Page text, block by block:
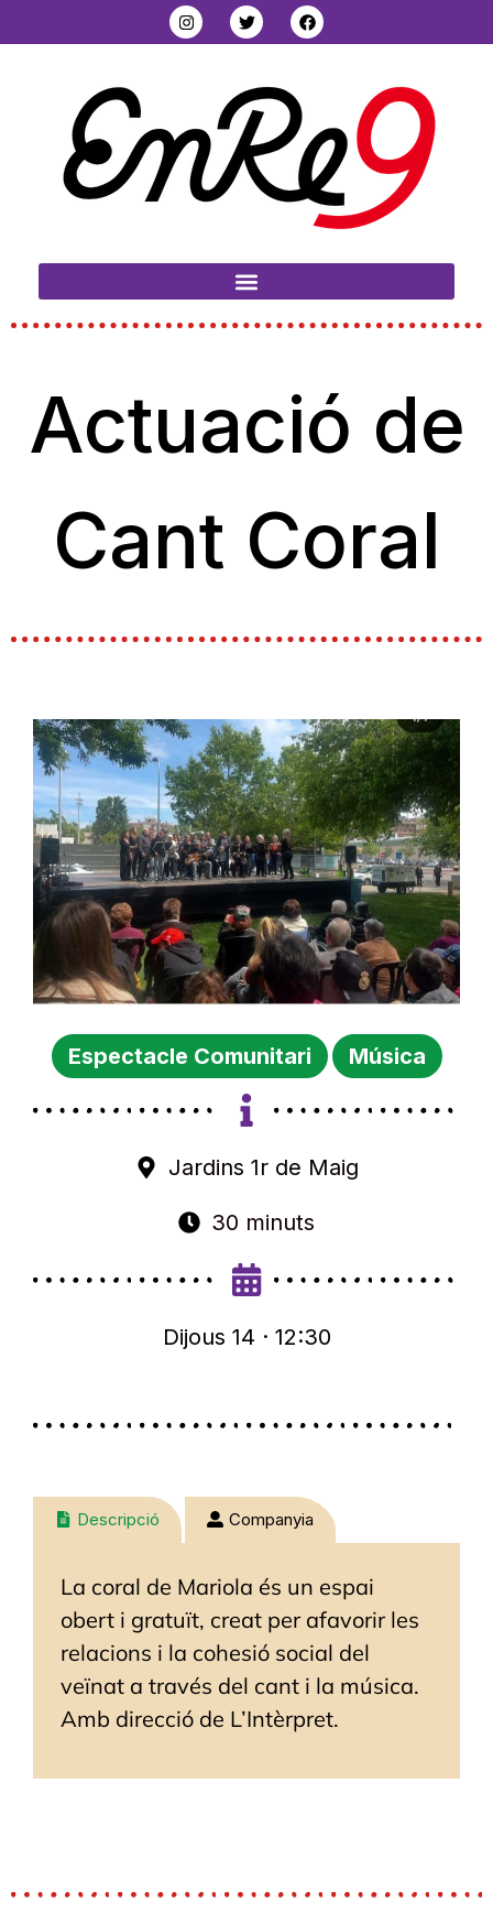
Actuació de
Cant Coral
Espectacle Comunitari Música
Jardins 1r de Maig
30 minuts
Dijous 14 · 12:30
Descripció Companyia
La coral de Mariola és un espai
obert i gratuït, creat per afavorir les
relacions i la cohesió social del
veïnat a través del cant i la música.
Amb direcció de L’Intèrpret.